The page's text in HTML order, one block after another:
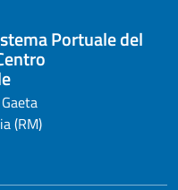
Portuale del
(RM)